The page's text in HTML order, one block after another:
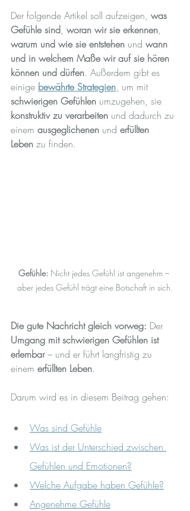
Der folgende Artikel soll aufzeigen, was
Gefühle sind, woran wir sie erkennen,
warum und wie sie entstehen und wann
und in welchem Maße wir auf sie hören
können und dürfen. Außerdem gibt es
einige bewährte Strategien, um mit
schwierigen Gefühlen umzugehen, sie
konstruktiv zu verarbeiten und dadurch zu
einem ausgeglichenen und erfüllten
Leben zu finden.
Gefühle: Nicht jedes Gefühl ist angenehm –
aber jedes Gefühl trägt eine Botschaft in sich.
Die gute Nachricht gleich vorweg: Der
Umgang mit schwierigen Gefühlen ist
erlernbar – und er führt langfristig zu
einem erfüllten Leben.
Darum wird es in diesem Beitrag gehen:
Was sind Gefühle
Was ist der Unterschied zwischen
Gefühlen und Emotionen?
Welche Aufgabe haben Gefühle?
Angenehme Gefühle